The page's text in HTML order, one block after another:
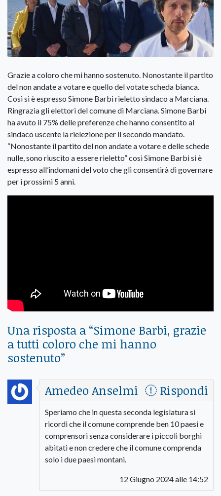
Grazie a coloro che mi hanno sostenuto. Nonostante il partito
del non andate a votare e quello del votate scheda bianca.
Così si è espresso Simone Barbi rieletto sindaco a Marciana.
Ringrazia gli elettori del comune di Marciana. Simone Barbi
ha avuto il 75% delle preferenze che hanno consentito al
sindaco uscente la rielezione per il secondo mandato.
“Nonostante il partito del non andate a votare e delle schede
nulle, sono riuscito a essere rieletto” così Simone Barbi si è
espresso all’indomani del voto che gli consentirà di governare
per i prossimi 5 anni.
Una risposta a “Simone Barbi, grazie
a tutti coloro che mi hanno
sostenuto”
Amedeo Anselmi
Rispondi
Speriamo che in questa seconda legislatura si
ricordi che il comune comprende ben 10 paesi e
comprensori senza considerare i piccoli borghi
abitati e non credere che il comune comprenda
solo i due paesi montani.
12 Giugno 2024 alle 14:52